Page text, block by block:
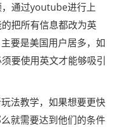
通过youtube进行上
把所有信息都改为英
要是美国用户居多，如
要使用英文才能够吸引
教学，如果想要更快
就需要达到他们的条件